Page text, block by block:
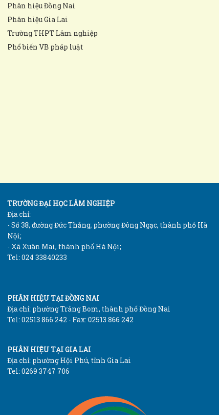
Phân hiệu Đồng Nai
Phân hiệu Gia Lai
Trường THPT Lâm nghiệp
Phổ biến VB pháp luật
TRƯỜNG ĐẠI HỌC LÂM NGHIỆP
Địa chỉ:
- Số 38, đường Đức Thắng, phường Đông Ngạc, thành phố Hà
Nội;
- Xã Xuân Mai, thành phố Hà Nội;
Tel: 024 33840233
PHÂN HIỆU TẠI ĐỒNG NAI
Địa chỉ: phường Trảng Bom, thành phố Đồng Nai
Tel: 02513 866 242 - Fax: 02513 866 242
PHÂN HIỆU TẠI GIA LAI
Địa chỉ: phường Hội Phú, tỉnh Gia Lai
Tel: 0269 3747 706